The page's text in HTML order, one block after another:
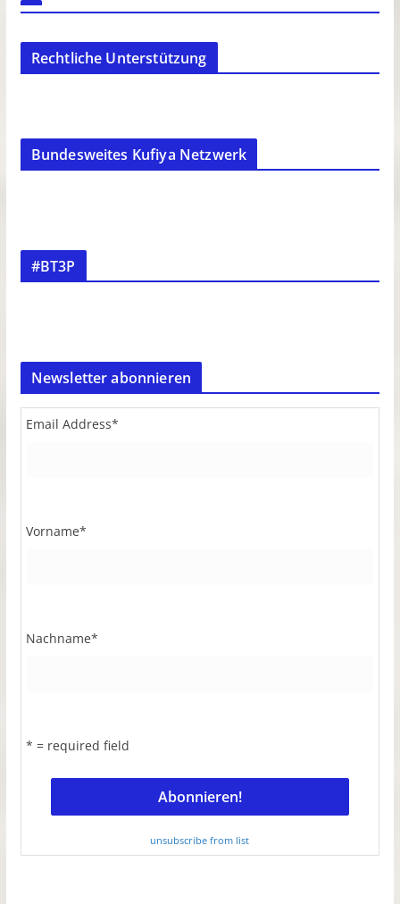
Rechtliche Unterstützung
Bundesweites Kufiya Netzwerk
#BT3P
Newsletter abonnieren
Email Address*
Vorname*
Nachname*
* = required field
unsubscribe from list